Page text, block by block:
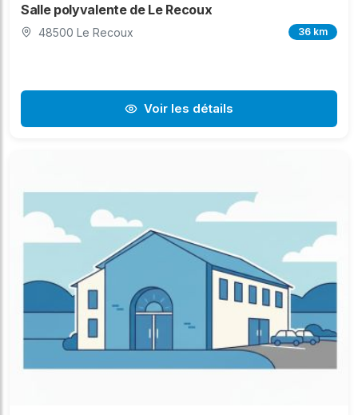
Salle polyvalente de Le Recoux
48500 Le Recoux 36 km
Voir les détails